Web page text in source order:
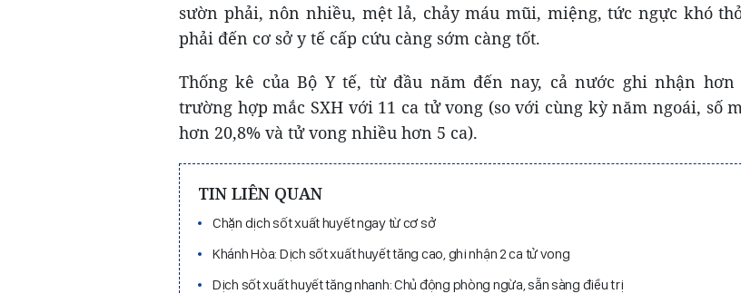
sườn phải, nôn nhiều, mệt lả, chảy máu mũi, miệng, tức ngực khó
phải đến cơ sở y tế cấp cứu càng sớm càng tốt.
Thống kê của Bộ Y tế, từ đầu năm đến nay, cả nước ghi nhận hơn
trường hợp mắc SXH với 11 ca tử vong (so với cùng kỳ năm ngoái, số
hơn 20,8% và tử vong nhiều hơn 5 ca).
TIN LIÊN QUAN
Chặn dịch sốt xuất huyết ngay từ cơ sở
Khánh Hòa: Dịch sốt xuất huyết tăng cao, ghi nhận 2 ca tử vong
Dịch sốt xuất huyết tăng nhanh: Chủ động phòng ngừa, sẵn sàng điều trị